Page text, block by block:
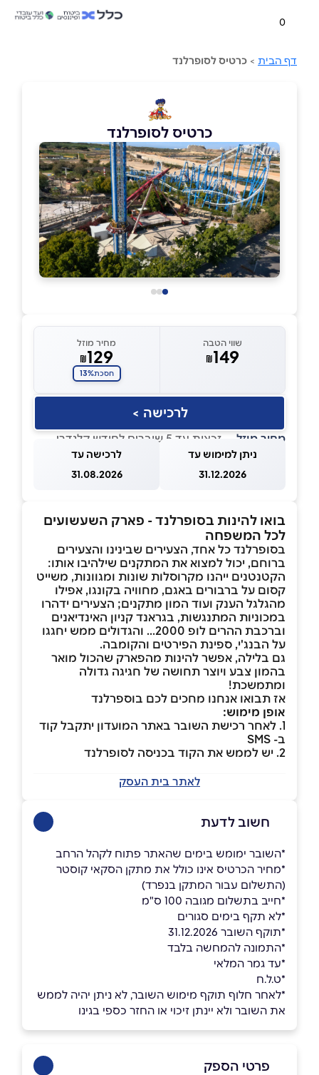
0
דף הבית > כרטיס לסופרלנד
כרטיס לסופרלנד
שווי הטבה
₪149
מחיר מוזל
₪129
חסכת13%
לרכישה >
מחיר מוזל — זכאות עד 5 שוברים לחודש קלנדרי
ניתן למימוש עד
31.12.2026
לרכישה עד
31.08.2026
בואו להינות בסופרלנד - פארק השעשועים
לכל המשפחה
בסופרלנד כל אחד, הצעירים שבינינו והצעירים
ברוחם, יכול למצוא את המתקנים שילהיבו אותו:
הקטנטנים ייהנו מקרוסלות שונות ומגוונות, משייט
קסום על ברבורים באגם, מחוויה בקונגו, אפילו
מהגלגל הענק ועוד המון מתקנים; הצעירים ידהרו
במכוניות המתנגשות, בגראנד קניון האינדיאנים
וברכבת ההרים לופ 2000... והגדולים ממש יחגגו
על הבנג'י, ספינת הפירטים והקומבה.
גם בלילה, אפשר להינות מהפארק שהכול מואר
בהמון צבע ויוצר תחושה של חגיגה גדולה
ומתמשכת!
אז תבואו אנחנו מחכים לכם בוספרלנד
אופן מימוש:
1. לאחר רכישת השובר באתר המועדון יתקבל קוד
ב- SMS
2. יש לממש את הקוד בכניסה לסופרלנד
לאתר בית העסק
חשוב לדעת
*השובר ימומש בימים שהאתר פתוח לקהל הרחב
*מחיר הכרטיס אינו כולל את מתקן הסקאי קוסטר
(התשלום עבור המתקן בנפרד)
*חייב בתשלום מגובה 100 ס"מ
*לא תקף בימים סגורים
*תוקף השובר 31.12.2026
*התמונה להמחשה בלבד
*עד גמר המלאי
*ט.ל.ח
*לאחר חלוף תוקף מימוש השובר, לא ניתן יהיה לממש
את השובר ולא יינתן זיכוי או החזר כספי בגינו
פרטי הספק